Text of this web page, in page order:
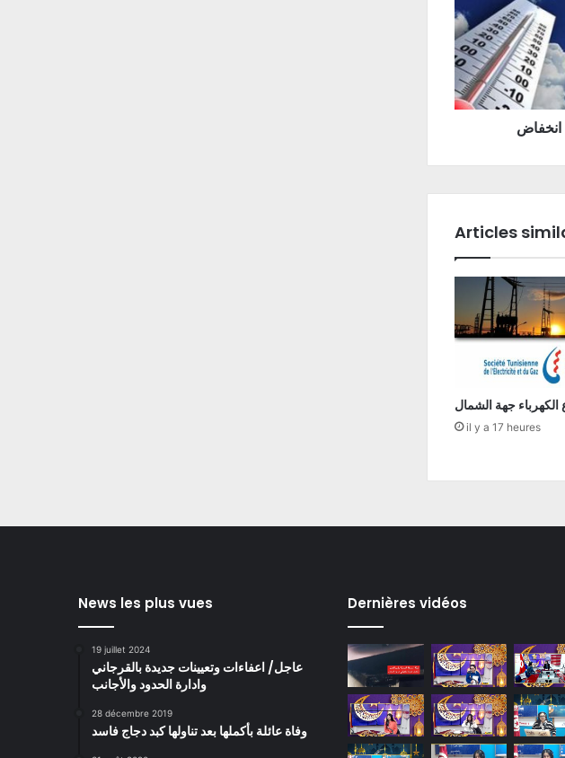
Articles
الكهرباء جهة الشمال
il y a 17 heures
News les plus vues
19 juillet 2024
عاجل/ اعفاءات وتعيينات جديدة بالقرجاني
وادارة الحدود والأجانب
28 décembre 2019
وفاة عائلة بأكملها بعد تناولها كبد دجاج فاسد
Dernières vidéos